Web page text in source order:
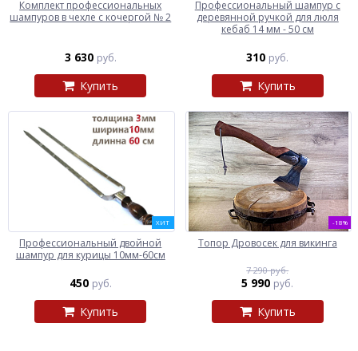
Комплект профессиональных
шампуров в чехле с кочергой № 2
3 630 руб.
Купить
Профессиональный шампур с
деревянной ручкой для люля
кебаб 14 мм - 50 см
310 руб.
Купить
ХИТ
Профессиональный двойной
шампур для курицы 10мм-60см
450 руб.
Купить
-18%
Топор Дровосек для викинга
7 290 руб.
5 990 руб.
Купить